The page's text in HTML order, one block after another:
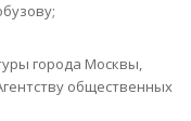
города Москвы,
общественных